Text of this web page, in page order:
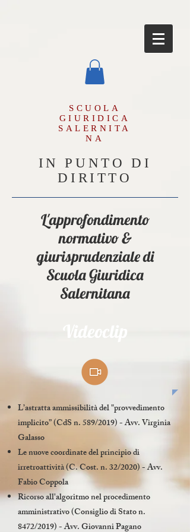
SCUOLA
GIURIDICA
SALERNITA
NA
IN PUNTO DI
DIRITTO
L'approfondimento
normativo &
giurisprudenziale di
Scuola Giuridica
Salernitana
Videoclip
L’astratta ammissibilità del "provvedimento
implicito” (CdS n. 589/2019) - Avv. Virginia
Galasso
Le nuove coordinate del principio di
irretroattività (C. Cost. n. 32/2020) - Avv.
Fabio Coppola
Ricorso all'algoritmo nel procedimento
amministrativo (Consiglio di Stato n.
8472/2019) - Avv. Giovanni Pagano